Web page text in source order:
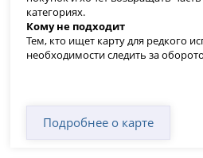
категориях.
Кому не подходит
Тем, кто ищет карту для редкого
необходимости следить за
Подробнее о карте